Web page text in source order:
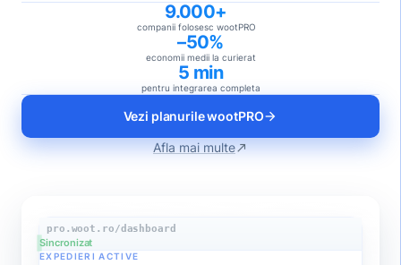
9.000+
companii folosesc wootPRO
–50%
economii medii la curierat
5 min
pentru integrarea completa
Vezi planurile wootPROarrow_forward
Afla mai multe north_east
pro.woot.ro/dashboard
Sincronizat
EXPEDIERI ACTIVE